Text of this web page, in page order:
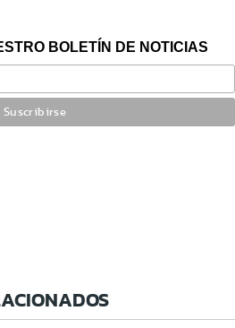
BOLETÍN DE NOTICIAS